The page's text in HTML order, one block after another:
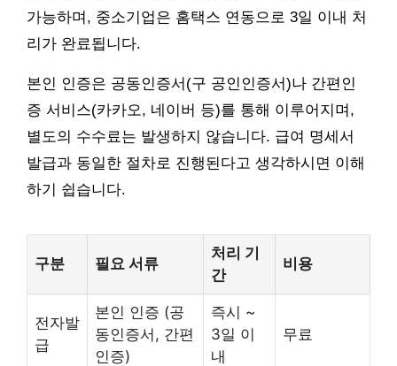
가능하며, 중소기업은 홈택스 연동으로 3일 이내 처
리가 완료됩니다.
본인 인증은 공동인증서(구 공인인증서)나 간편인
증 서비스(카카오, 네이버 등)를 통해 이루어지며,
별도의 수수료는 발생하지 않습니다. 급여 명세서
발급과 동일한 절차로 진행된다고 생각하시면 이해
하기 쉽습니다.
구분 필요 서류
처리 기
간
비용
전자발
급
본인 인증 (공
동인증서, 간편
인증)
즉시 ~
3일 이
내
무료